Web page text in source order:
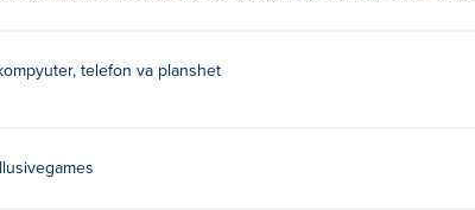
o'ynashim mumkin?
telefon va planshet